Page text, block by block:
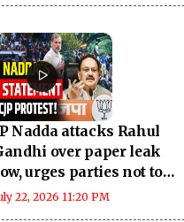
Nadda attacks Rahul
over paper leak
urges parties not to
issue
22, 2026 11:20 PM